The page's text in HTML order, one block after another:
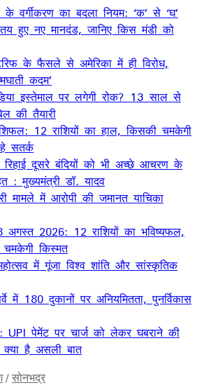
के वर्गीकरण का बदला नियम: ‘क’ से ‘घ’
हुए नए मानदंड, जानिए किस मंडी को
के फैसले से अमेरिका में ही विरोध,
कदम’
इस्तेमाल पर लगेगी रोक? 13 साल से
की तैयारी
12 राशियों का हाल, किसकी चमकेगी
सतर्क
रिहाई दूसरे बंदियों को भी अच्छे आचरण के
: मुख्यमंत्री डॉ. यादव
मामले में आरोपी की जमानत याचिका
2026: 12 राशियों का भविष्यफल,
किस्मत
में गूंजा विश्व शांति और सांस्कृतिक
में 180 दुकानों पर अनियमितता, पुनर्विकास
UPI पेमेंट पर चार्ज को लेकर घबराने की
है असली बात
/सोनभद्र